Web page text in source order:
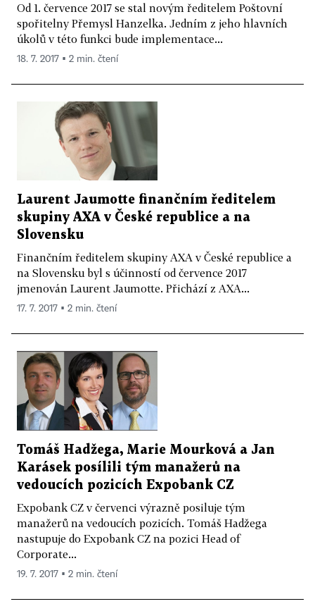
Od 1. července 2017 se stal novým ředitelem Poštovní
spořitelny Přemysl Hanzelka. Jedním z jeho hlavních
úkolů v této funkci bude implementace...
18. 7. 2017 ▪ 2 min. čtení
Laurent Jaumotte finančním ředitelem
skupiny AXA v České republice a na
Slovensku
Finančním ředitelem skupiny AXA v České republice a
na Slovensku byl s účinností od července 2017
jmenován Laurent Jaumotte. Přichází z AXA...
17. 7. 2017 ▪ 2 min. čtení
Tomáš Hadžega, Marie Mourková a Jan
Karásek posílili tým manažerů na
vedoucích pozicích Expobank CZ
Expobank CZ v červenci výrazně posiluje tým
manažerů na vedoucích pozicích. Tomáš Hadžega
nastupuje do Expobank CZ na pozici Head of
Corporate...
19. 7. 2017 ▪ 2 min. čtení